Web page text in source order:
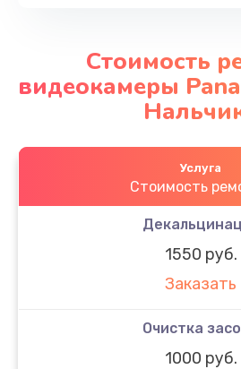
Стоимость
видеокамеры
Услуга
Стоимость
1550 руб.
Заказать
Очистка
1000 руб.